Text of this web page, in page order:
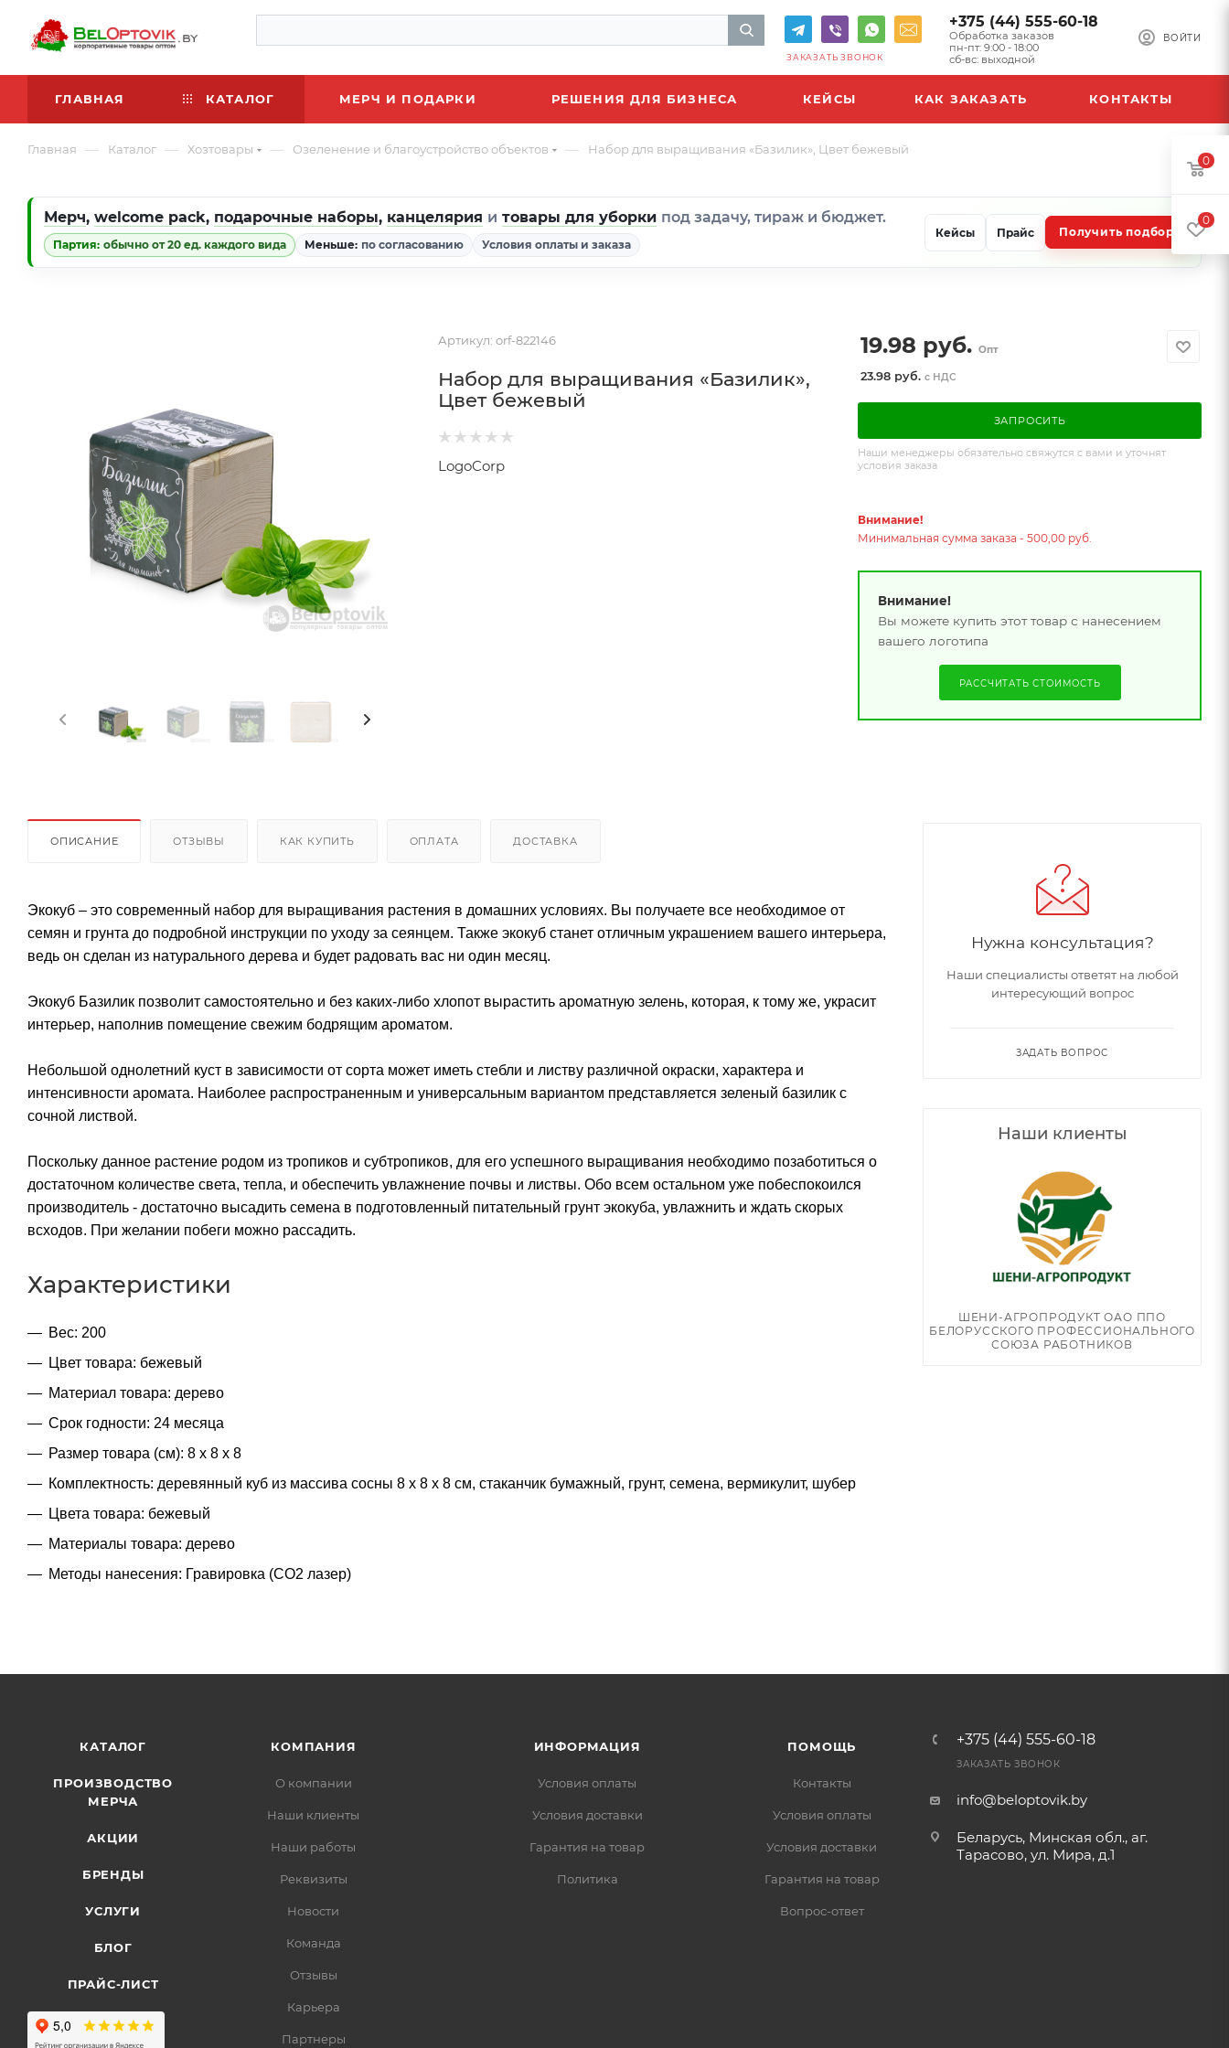
ВОЙТИ
+375 (44) 555-60-18
Обработка заказов
пн-пт: 9:00 - 18:00
сб-вс: выходной
ЗАКАЗАТЬ ЗВОНОК
ГЛАВНАЯ КАТАЛОГ МЕРЧ И ПОДАРКИ РЕШЕНИЯ ДЛЯ БИЗНЕСА КЕЙСЫ КАК ЗАКАЗАТЬ КОНТАКТЫ
Главная — Каталог — Хозтовары — Озеленение и благоустройство объектов — Набор для выращивания «Базилик», Цвет бежевый
Мерч, welcome pack, подарочные наборы, канцелярия и товары для уборки под задачу, тираж и бюджет.
Партия: обычно от 20 ед. каждого вида Меньше: по согласованию Условия оплаты и заказа
Кейсы Прайс Получить подбор
Артикул: orf-822146
Набор для выращивания «Базилик»,
Цвет бежевый
LogoCorp
19.98 руб. Опт
23.98 руб.с НДС
ЗАПРОСИТЬ
Наши менеджеры обязательно свяжутся с вами и уточнят
условия заказа
Внимание!
Минимальная сумма заказа - 500,00 руб.
Внимание!
Вы можете купить этот товар с нанесением
вашего логотипа
РАССЧИТАТЬ СТОИМОСТЬ
ОПИСАНИЕ ОТЗЫВЫ КАК КУПИТЬ ОПЛАТА ДОСТАВКА
Экокуб – это современный набор для выращивания растения в домашних условиях. Вы получаете все необходимое от
семян и грунта до подробной инструкции по уходу за сеянцем. Также экокуб станет отличным украшением вашего интерьера,
ведь он сделан из натурального дерева и будет радовать вас ни один месяц.
Экокуб Базилик позволит самостоятельно и без каких-либо хлопот вырастить ароматную зелень, которая, к тому же, украсит
интерьер, наполнив помещение свежим бодрящим ароматом.
Небольшой однолетний куст в зависимости от сорта может иметь стебли и листву различной окраски, характера и
интенсивности аромата. Наиболее распространенным и универсальным вариантом представляется зеленый базилик с
сочной листвой.
Поскольку данное растение родом из тропиков и субтропиков, для его успешного выращивания необходимо позаботиться о
достаточном количестве света, тепла, и обеспечить увлажнение почвы и листвы. Обо всем остальном уже побеспокоился
производитель - достаточно высадить семена в подготовленный питательный грунт экокуба, увлажнить и ждать скорых
всходов. При желании побеги можно рассадить.
Характеристики
Вес: 200
Цвет товара: бежевый
Материал товара: дерево
Срок годности: 24 месяца
Размер товара (см): 8 х 8 х 8
Комплектность: деревянный куб из массива сосны 8 х 8 х 8 см, стаканчик бумажный, грунт, семена, вермикулит, шубер
Цвета товара: бежевый
Материалы товара: дерево
Методы нанесения: Гравировка (CO2 лазер)
Нужна консультация?
Наши специалисты ответят на любой
интересующий вопрос
ЗАДАТЬ ВОПРОС
Наши клиенты
ШЕНИ-АГРОПРОДУКТ ОАО ППО
БЕЛОРУССКОГО ПРОФЕССИОНАЛЬНОГО
СОЮЗА РАБОТНИКОВ
КАТАЛОГ
ПРОИЗВОДСТВО
МЕРЧА
АКЦИИ
БРЕНДЫ
УСЛУГИ
БЛОГ
ПРАЙС-ЛИСТ
КОМПАНИЯ
О компании
Наши клиенты
Наши работы
Реквизиты
Новости
Команда
Отзывы
Карьера
Партнеры
ИНФОРМАЦИЯ
Условия оплаты
Условия доставки
Гарантия на товар
Политика
ПОМОЩЬ
Контакты
Условия оплаты
Условия доставки
Гарантия на товар
Вопрос-ответ
+375 (44) 555-60-18
ЗАКАЗАТЬ ЗВОНОК
info@beloptovik.by
Беларусь, Минская обл., аг.
Тарасово, ул. Мира, д.1
0
0